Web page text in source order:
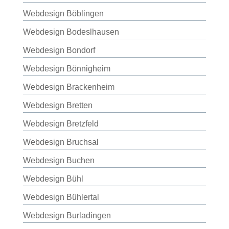
Webdesign Böblingen
Webdesign Bodeslhausen
Webdesign Bondorf
Webdesign Bönnigheim
Webdesign Brackenheim
Webdesign Bretten
Webdesign Bretzfeld
Webdesign Bruchsal
Webdesign Buchen
Webdesign Bühl
Webdesign Bühlertal
Webdesign Burladingen